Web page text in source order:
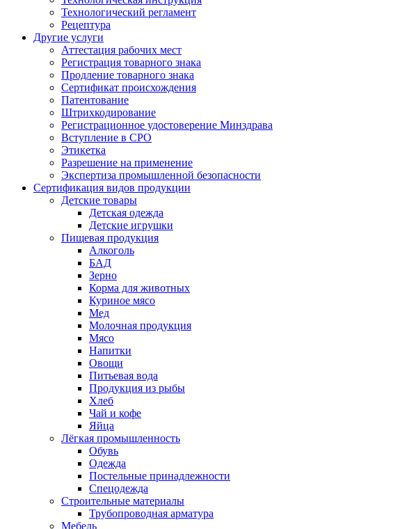
Технологический регламент
Рецептура
Другие услуги
Аттестация рабочих мест
Регистрация товарного знака
Продление товарного знака
Сертификат происхождения
Патентование
Штрихкодирование
Регистрационное удостоверение Минздрава
Вступление в СРО
Этикетка
Разрешение на применение
Экспертиза промышленной безопасности
Сертификация видов продукции
Детские товары
Детская одежда
Детские игрушки
Пищевая продукция
Алкоголь
БАД
Зерно
Корма для животных
Куриное мясо
Мед
Молочная продукция
Мясо
Напитки
Овощи
Питьевая вода
Продукция из рыбы
Хлеб
Чай и кофе
Яйца
Лёгкая промышленность
Обувь
Одежда
Постельные принадлежности
Спецодежда
Строительные материалы
Трубопроводная арматура
Мебель